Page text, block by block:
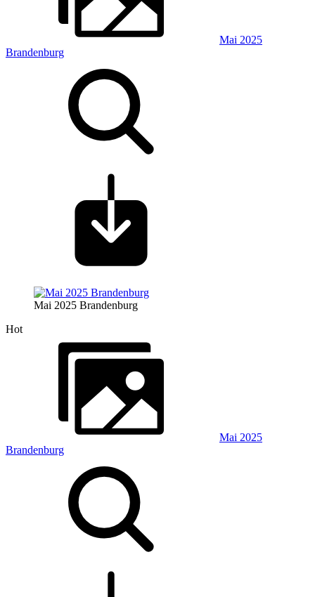
Mai 2025
Brandenburg
Mai 2025 Brandenburg
Hot
Mai 2025
Brandenburg